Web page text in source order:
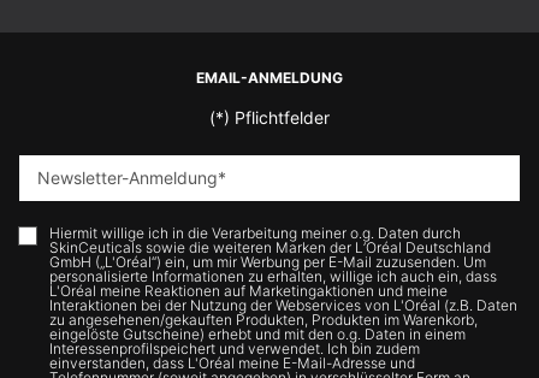
EMAIL-ANMELDUNG
(*) Pflichtfelder
Newsletter-Anmeldung*
Hiermit willige ich in die Verarbeitung meiner o.g. Daten durch
SkinCeuticals sowie die weiteren Marken der L’Oréal Deutschland
GmbH („L'Oréal“) ein, um mir Werbung per E-Mail zuzusenden. Um
personalisierte Informationen zu erhalten, willige ich auch ein, dass
L'Oréal meine Reaktionen auf Marketingaktionen und meine
Interaktionen bei der Nutzung der Webservices von L'Oréal (z.B. Daten
zu angesehenen/gekauften Produkten, Produkten im Warenkorb,
eingelöste Gutscheine) erhebt und mit den o.g. Daten in einem
Interessenprofilspeichert und verwendet. Ich bin zudem
einverstanden, dass L'Oréal meine E-Mail-Adresse und